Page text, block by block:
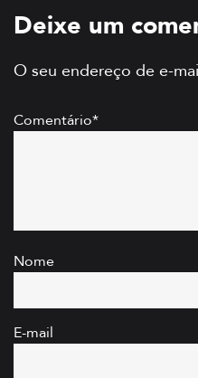
Deixe um
O seu endereço de e-
Comentário*
Nome
E-mail